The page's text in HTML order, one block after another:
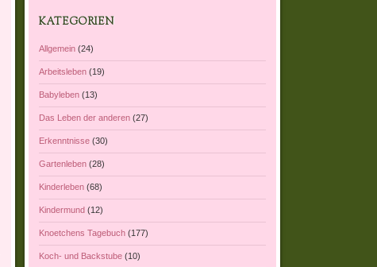
KATEGORIEN
Allgemein (24)
Arbeitsleben (19)
Babyleben (13)
Das Leben der anderen (27)
Erkenntnisse (30)
Gartenleben (28)
Kinderleben (68)
Kindermund (12)
Knoetchens Tagebuch (177)
Koch- und Backstube (10)